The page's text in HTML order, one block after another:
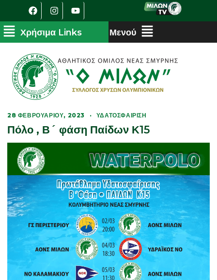
28 ΦΕΒΡΟΥΑΡΊΟΥ, 2023 · ΥΔΑΤΟΣΦΑΊΡΙΣΗ
Πόλο , Β´ φάση Παίδων Κ15